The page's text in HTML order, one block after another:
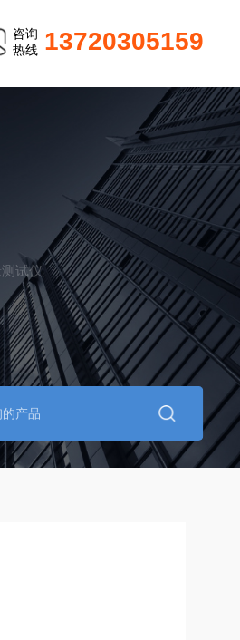
咨询
热线 13720305159
试仪